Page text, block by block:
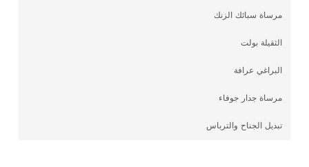
مرساة سبائك الزنك
الثقيلة بولت
البراغي عرافة
مرساة جدار جوفاء
تبديل الجناح والترباس